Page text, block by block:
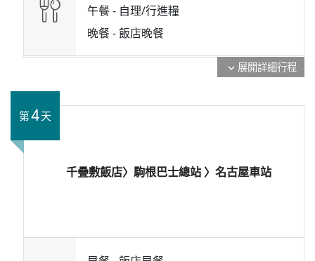
午餐 - 自理/行進糧
晚餐 -飯店晚餐
expand_more 展開詳細行程
第4天
千疊敷飯店〉駒根巴士總站 〉名古屋車站